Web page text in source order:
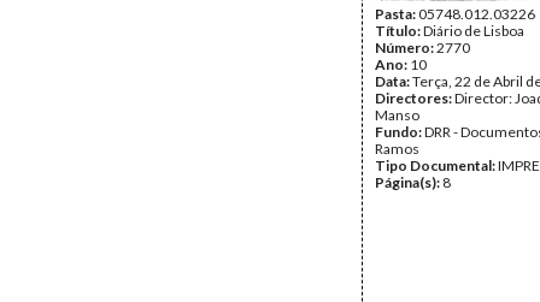
Pasta:05748.012.03226
Título:Diário de Lisboa
Número:2770
Ano: 10
Data:Terça, 22 de Abril
Directores:Director:
Manso
Fundo:DRR -
Ramos
Tipo Documental:
Página(s): 8